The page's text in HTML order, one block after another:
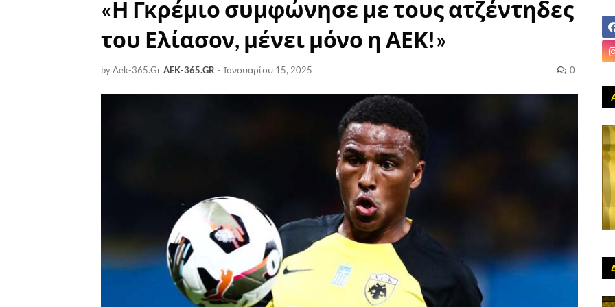
«Η Γκρέμιο συμφώνησε με τους ατζέντηδες
του Ελίασον, μένει μόνο η ΑΕΚ!»
by Aek-365.Gr AEK-365.GR - Ιανουαρίου 15, 2025 0